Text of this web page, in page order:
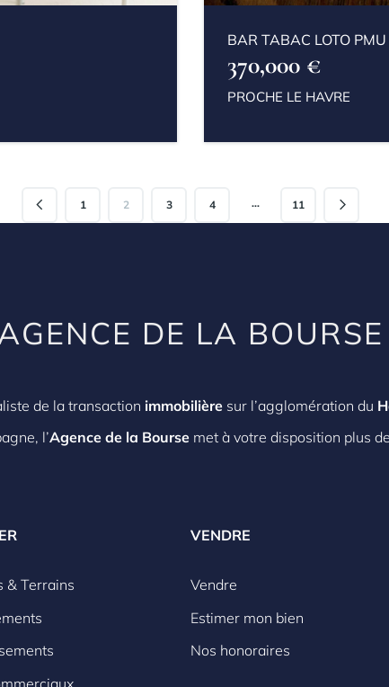
BAR TABAC LOTO
370,000 €
PROCHE LE HAVRE
1 2 3 4 … 11
DE LA BOURSE
de la transaction immobilière sur l’agglomération du
l’Agence de la Boursemet à votre disposition plus
& Terrains
VENDRE
Vendre
Estimer mon bien
Nos honoraires